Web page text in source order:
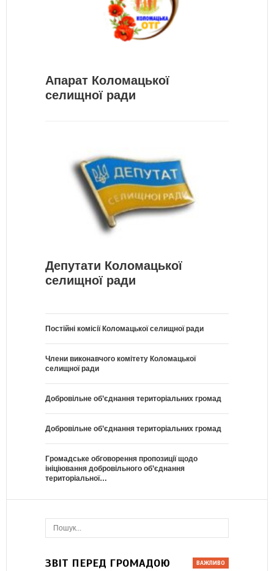
Апарат Коломацької
селищної ради
Депутати Коломацької
селищної ради
Постійні комісії Коломацької селищної ради
Члени виконавчого комітету Коломацької
селищної ради
Добровільне об’єднання територіальних громад
Добровільне об’єднання територіальних громад
Громадське обговорення пропозиції щодо
ініціювання добровільного об’єднання
територіальної…
ЗВІТ ПЕРЕД ГРОМАДОЮ